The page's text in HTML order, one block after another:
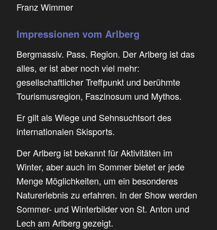
Franz Wimmer
Impressionen vom Arlberg
Bergmassiv. Pass. Region. Der Arlberg ist das
alles, er ist aber noch viel mehr:
gesellschaftlicher Treffpunkt und berühmte
Tourismusregion, Faszinosum und Mythos.
Er gilt als Wiege und Sehnsuchtsort des
internationalen Skisports.
Der Arlberg ist bekannt für Aktivitäten im
Winter, aber auch im Sommer bietet er jede
Menge Möglichkeiten, um ein besonderes
Naturerlebnis zu erfahren. In der Show werden
Sommer- und Winterbilder von St. Anton und
Lech am Arlberg gezeigt.